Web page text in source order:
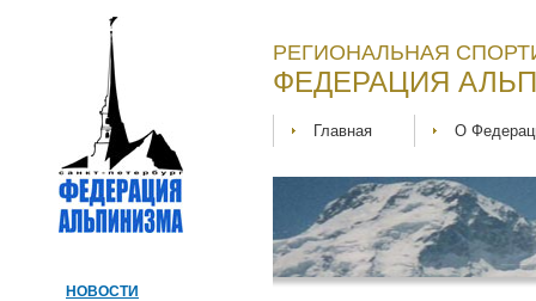
НОВОСТИ
РЕГИОНАЛЬНАЯ
ФЕДЕРАЦИЯ
Главная О